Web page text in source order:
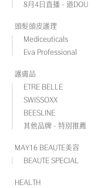
8月4日直播 - 道DOU
頭髮頭皮護理
Mediceuticals
Eva Professional
護膚品
ETRE BELLE
SWISSOXX
BEESLINE
其他品牌 - 特別推薦
MAY16 BEAUTE美容
BEAUTE SPECIAL
HEALTH